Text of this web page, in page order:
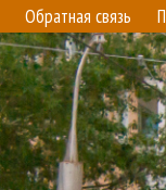
Обратная связь